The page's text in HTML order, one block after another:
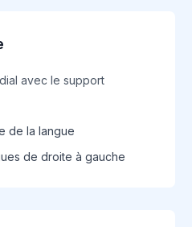
avec le support
de la langue
de droite à gauche